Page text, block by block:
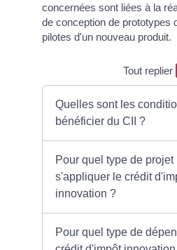
concernées sont liées à la
de conception de prototypes
pilotes d'un nouveau produit.
Tout replier
Quelles sont les
bénéficier du CII ?
Pour quel type de projet
s'appliquer le crédit
innovation ?
Pour quel type de